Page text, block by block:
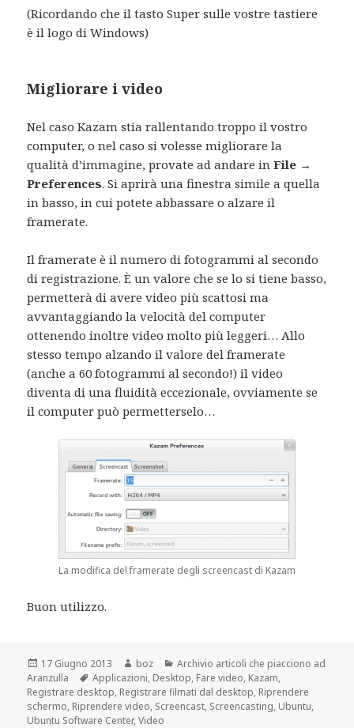
(Ricordando che il tasto Super sulle vostre tastiere
è il logo di Windows)
Migliorare i video
Nel caso Kazam stia rallentando troppo il vostro
computer, o nel caso si volesse migliorare la
qualità d’immagine, provate ad andare inFile →
Preferences. Si aprirà una finestra simile a quella
in basso, in cui potete abbassare o alzare il
framerate.
Il framerate è il numero di fotogrammi al secondo
di registrazione. È un valore che se lo si tiene basso,
permetterà di avere video più scattosi ma
avvantaggiando la velocità del computer
ottenendo inoltre video molto più leggeri… Allo
stesso tempo alzando il valore del framerate
(anche a 60 fotogrammi al secondo!) il video
diventa di una fluidità eccezionale, ovviamente se
il computer può permetterselo…
La modifica del framerate degli screencast di Kazam
Buon utilizzo.
Scritto
il
17 Giugno 2013 Autore
boz Categorie
Archivio articoli che piacciono ad
Aranzulla
Tag
Applicazioni, Desktop, Fare video, Kazam,
Registrare desktop, Registrare filmati dal desktop, Riprendere
schermo, Riprendere video, Screencast, Screencasting, Ubuntu,
Ubuntu Software Center,Video